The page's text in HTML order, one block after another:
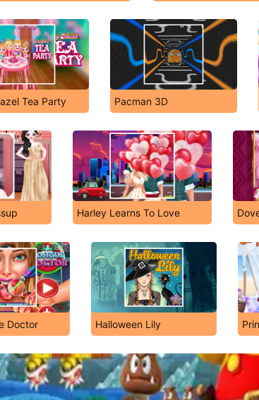
Tea Party Pacman 3D
Harley Learns To Love
Doctor Halloween Lily